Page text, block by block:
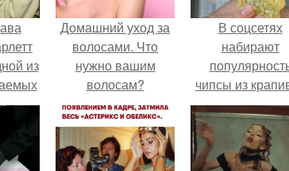
из
Домашний уход за
волосами. Что
нужно вашим
волосам?
Витамины, уход,
терапия
В соцсетях
набирают
чипсы из
которые
пользователи
называют